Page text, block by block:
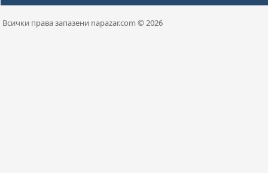
Всички права запазени napazar.com © 2026